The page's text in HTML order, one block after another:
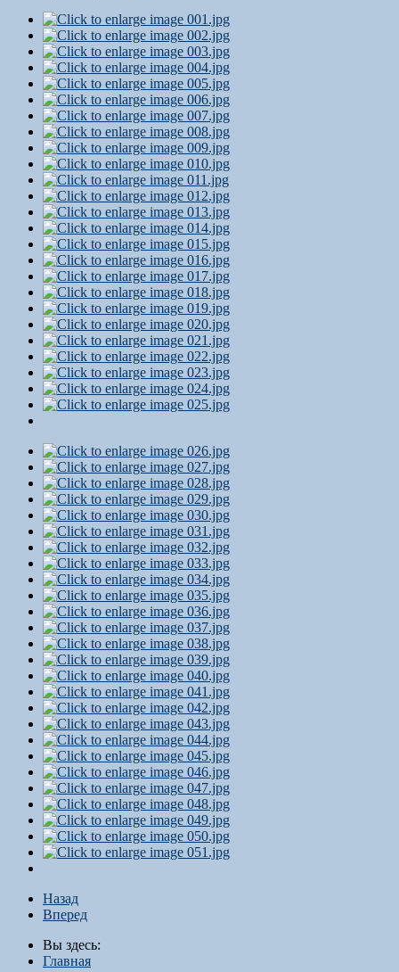
Назад
Вперед
Вы здесь:
Главная